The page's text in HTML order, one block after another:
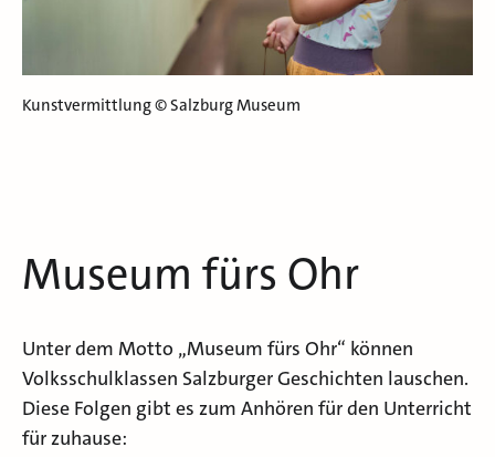
Kunstvermittlung © Salzburg Museum
Museum fürs Ohr
Unter dem Motto „Museum fürs Ohr“ können
Volksschulklassen Salzburger Geschichten lauschen.
Diese Folgen gibt es zum Anhören für den Unterricht
für zuhause: